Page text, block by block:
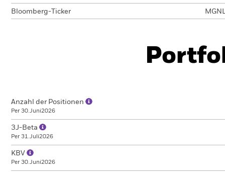
Bloomberg-Ticker
Anzahl der Positionen
Per 30.Juni2026
3J-Beta
Per 31.Juli2026
KBV
Per 30.Juni2026